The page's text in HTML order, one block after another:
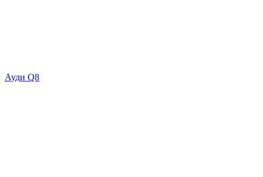
Ауди Q8